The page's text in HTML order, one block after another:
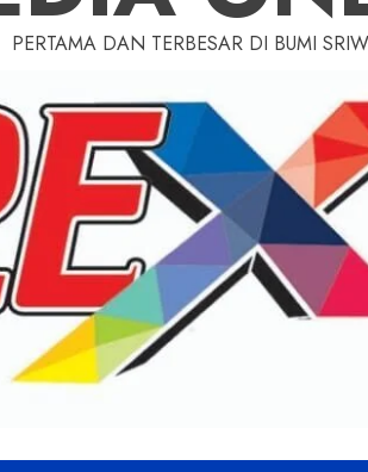
PERTAMA DAN TERBESAR DI BUMI